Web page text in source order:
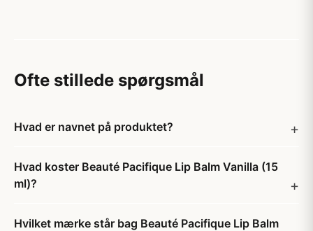
Ofte stillede spørgsmål
Hvad er navnet på produktet?
Hvad koster Beauté Pacifique Lip Balm Vanilla (15
ml)?
Hvilket mærke står bag Beauté Pacifique Lip Balm